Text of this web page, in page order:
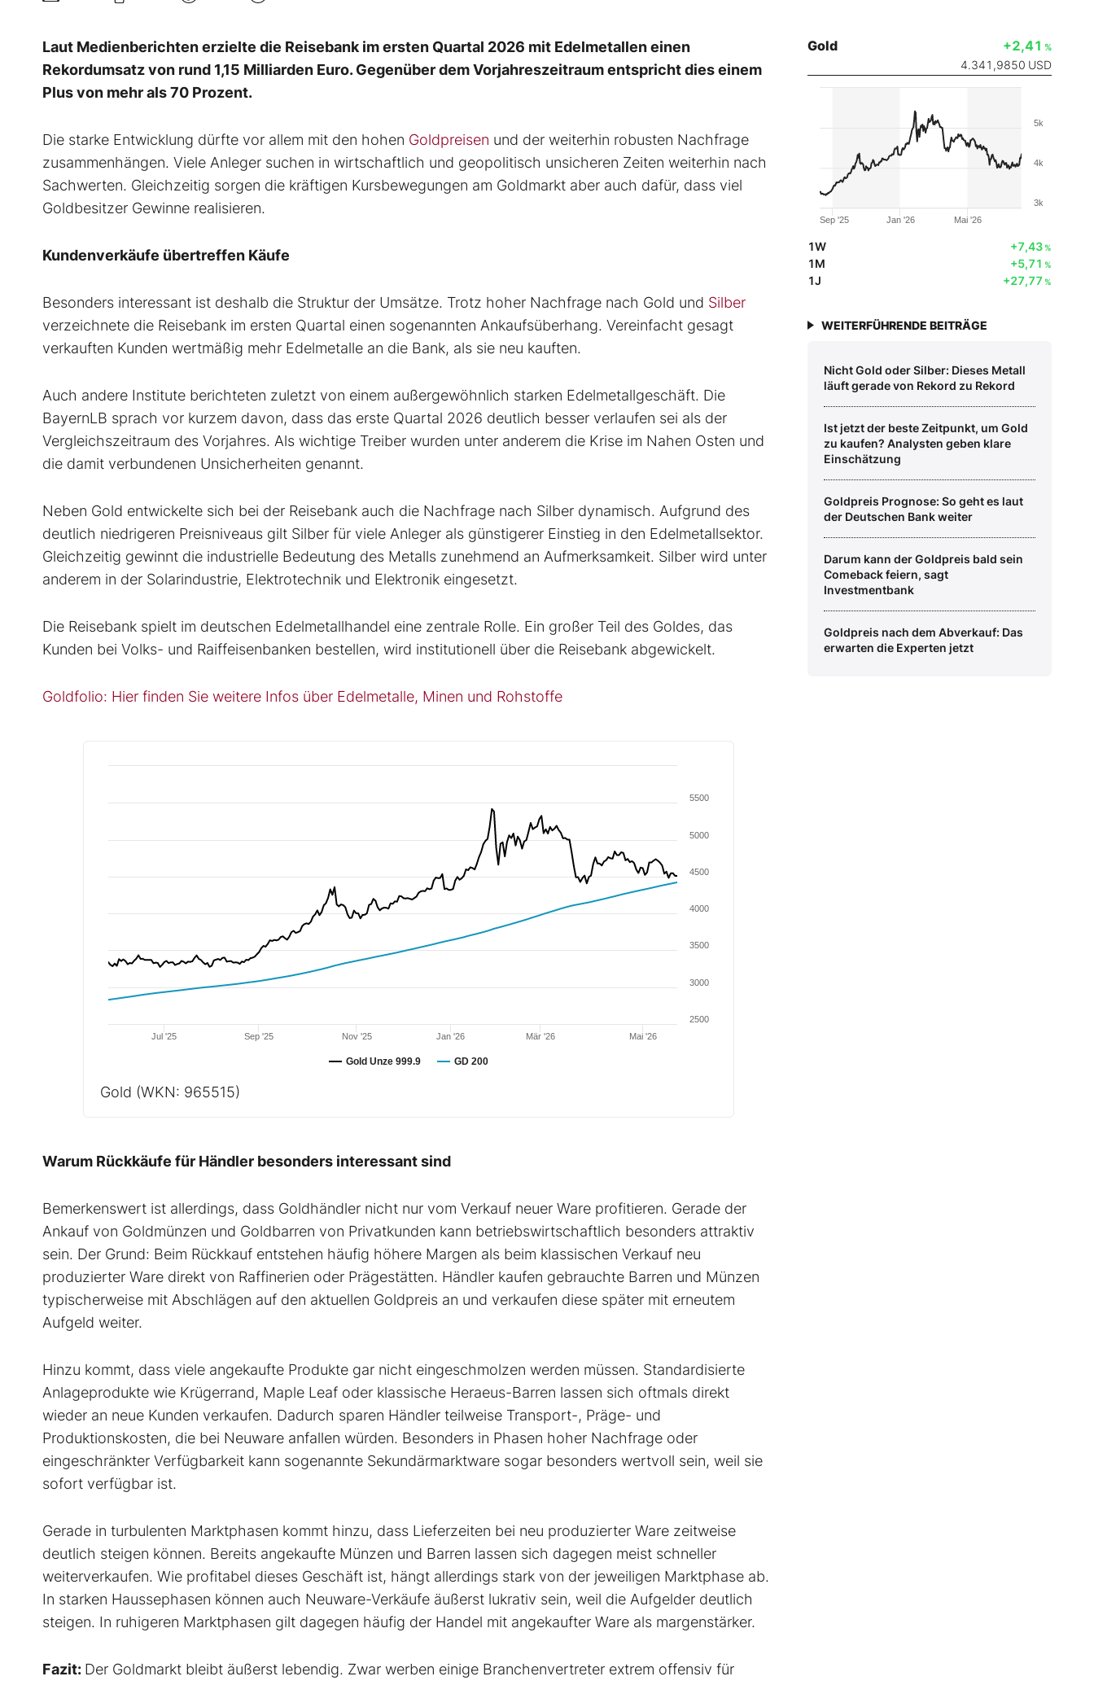
Laut Medienberichten erzielte die Reisebank im ersten Quartal 2026 mit Edelmetallen einen
Rekordumsatz von rund 1,15 Milliarden Euro. Gegenüber dem Vorjahreszeitraum entspricht dies einem
Plus von mehr als 70 Prozent.
Die starke Entwicklung dürfte vor allem mit den hohen Goldpreisen und der weiterhin robusten Nachfrage
zusammenhängen. Viele Anleger suchen in wirtschaftlich und geopolitisch unsicheren Zeiten weiterhin nach
Sachwerten. Gleichzeitig sorgen die kräftigen Kursbewegungen am Goldmarkt aber auch dafür, dass viel
Goldbesitzer Gewinne realisieren.
Kundenverkäufe übertreffen Käufe
Besonders interessant ist deshalb die Struktur der Umsätze. Trotz hoher Nachfrage nach Gold und Silber
verzeichnete die Reisebank im ersten Quartal einen sogenannten Ankaufsüberhang. Vereinfacht gesagt
verkauften Kunden wertmäßig mehr Edelmetalle an die Bank, als sie neu kauften.
Auch andere Institute berichteten zuletzt von einem außergewöhnlich starken Edelmetallgeschäft. Die
BayernLB sprach vor kurzem davon, dass das erste Quartal 2026 deutlich besser verlaufen sei als der
Vergleichszeitraum des Vorjahres. Als wichtige Treiber wurden unter anderem die Krise im Nahen Osten und
die damit verbundenen Unsicherheiten genannt.
Neben Gold entwickelte sich bei der Reisebank auch die Nachfrage nach Silber dynamisch. Aufgrund des
deutlich niedrigeren Preisniveaus gilt Silber für viele Anleger als günstigerer Einstieg in den Edelmetallsektor.
Gleichzeitig gewinnt die industrielle Bedeutung des Metalls zunehmend an Aufmerksamkeit. Silber wird unter
anderem in der Solarindustrie, Elektrotechnik und Elektronik eingesetzt.
Die Reisebank spielt im deutschen Edelmetallhandel eine zentrale Rolle. Ein großer Teil des Goldes, das
Kunden bei Volks- und Raiffeisenbanken bestellen, wird institutionell über die Reisebank abgewickelt.
Goldfolio: Hier finden Sie weitere Infos über Edelmetalle, Minen und Rohstoffe
Gold Unze 999.9 GD 200
Jul '25 Sep '25 Nov '25 Jan '26 Mär '26 Mai '26
2500
3000
3500
4000
4500
5000
5500
Gold (WKN: 965515)
Warum Rückkäufe für Händler besonders interessant sind
Bemerkenswert ist allerdings, dass Goldhändler nicht nur vom Verkauf neuer Ware profitieren. Gerade der
Ankauf von Goldmünzen und Goldbarren von Privatkunden kann betriebswirtschaftlich besonders attraktiv
sein. Der Grund: Beim Rückkauf entstehen häufig höhere Margen als beim klassischen Verkauf neu
produzierter Ware direkt von Raffinerien oder Prägestätten. Händler kaufen gebrauchte Barren und Münzen
typischerweise mit Abschlägen auf den aktuellen Goldpreis an und verkaufen diese später mit erneutem
Aufgeld weiter.
Hinzu kommt, dass viele angekaufte Produkte gar nicht eingeschmolzen werden müssen. Standardisierte
Anlageprodukte wie Krügerrand, Maple Leaf oder klassische Heraeus-Barren lassen sich oftmals direkt
wieder an neue Kunden verkaufen. Dadurch sparen Händler teilweise Transport-, Präge- und
Produktionskosten, die bei Neuware anfallen würden. Besonders in Phasen hoher Nachfrage oder
eingeschränkter Verfügbarkeit kann sogenannte Sekundärmarktware sogar besonders wertvoll sein, weil sie
sofort verfügbar ist.
Gerade in turbulenten Marktphasen kommt hinzu, dass Lieferzeiten bei neu produzierter Ware zeitweise
deutlich steigen können. Bereits angekaufte Münzen und Barren lassen sich dagegen meist schneller
weiterverkaufen. Wie profitabel dieses Geschäft ist, hängt allerdings stark von der jeweiligen Marktphase ab.
In starken Haussephasen können auch Neuware-Verkäufe äußerst lukrativ sein, weil die Aufgelder deutlich
steigen. In ruhigeren Marktphasen gilt dagegen häufig der Handel mit angekaufter Ware als margenstärker.
Fazit: Der Goldmarkt bleibt äußerst lebendig. Zwar werben einige Branchenvertreter extrem offensiv für
Gold +2,41 %
4.341,9850 USD
Jan '26
Sep '25 Mai '26
3k
4k
5k
1W +7,43%
1M +5,71 %
1J +27,77 %
WEITERFÜHRENDE BEITRÄGE
Nicht Gold oder Silber: Dieses Metall
läuft gerade von Rekord zu Rekord
Ist jetzt der beste Zeitpunkt, um Gold
zu kaufen? Analysten geben klare
Einschätzung
Goldpreis Prognose: So geht es laut
der Deutschen Bank weiter
Darum kann der Goldpreis bald sein
Comeback feiern, sagt
Investmentbank
Goldpreis nach dem Abverkauf: Das
erwarten die Experten jetzt